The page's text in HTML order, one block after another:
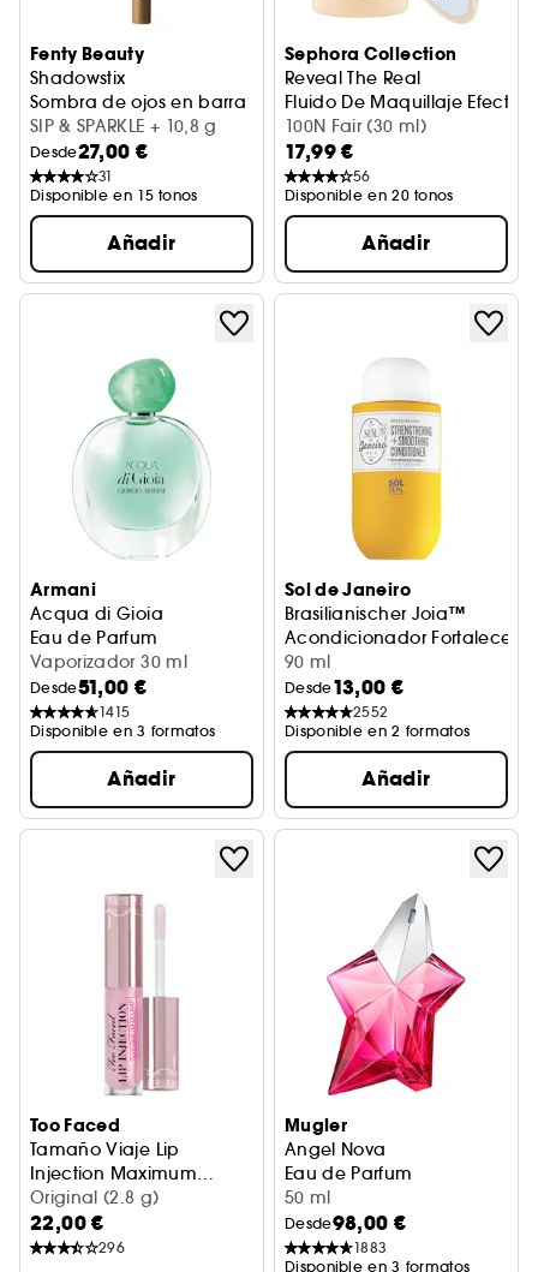
Fenty Beauty
Shadowstix
Sombra de ojos en barra
SIP & SPARKLE + 10,8 g
Desde27,00 €
31
Disponible en 15 tonos
Añadir
Sephora Collection
Reveal The Real
Fluido De Maquillaje Efecto
100N Fair (30 ml)
17,99 €
56
Disponible en 20 tonos
Añadir
Armani
Acqua di Gioia
Eau de Parfum
Vaporizador 30 ml
Desde51,00 €
1415
Disponible en 3 formatos
Añadir
Sol de Janeiro
Brasilianischer Joia™
Acondicionador
90 ml
Desde13,00 €
2552
Disponible en 2 formatos
Añadir
Too Faced
Tamaño Viaje Lip
Injection Maximum
Plump
Brillo Labial Voluminizador
Original (2.8 g)
22,00 €
296
Mugler
Angel Nova
Eau de Parfum
50 ml
Desde98,00 €
1883
Disponible en 3 formatos